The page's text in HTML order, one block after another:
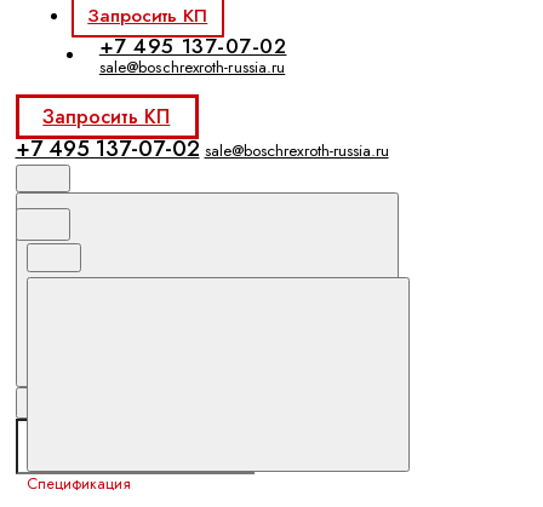
Запросить КП
+7 495 137-07-02
sale@boschrexroth-russia.ru
Запросить КП
+7 495 137-07-02 sale@boschrexroth-russia.ru
Спецификация